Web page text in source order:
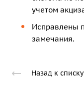
учетом
Исправлены
замечания.
Назад к списку